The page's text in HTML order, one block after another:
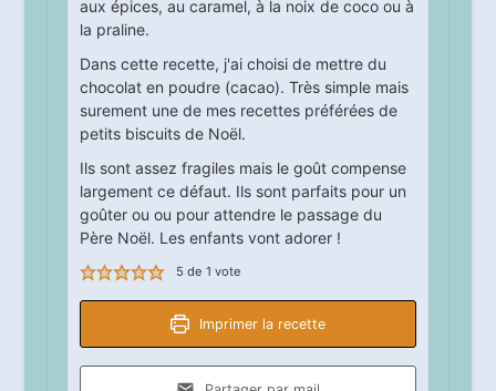
aux épices, au caramel, à la noix de coco ou à
la praline.
Dans cette recette, j'ai choisi de mettre du
chocolat en poudre (cacao). Très simple mais
surement une de mes recettes préférées de
petits biscuits de Noël.
Ils sont assez fragiles mais le goût compense
largement ce défaut. Ils sont parfaits pour un
goûter ou ou pour attendre le passage du
Père Noël. Les enfants vont adorer !
5 de 1 vote
Imprimer la recette